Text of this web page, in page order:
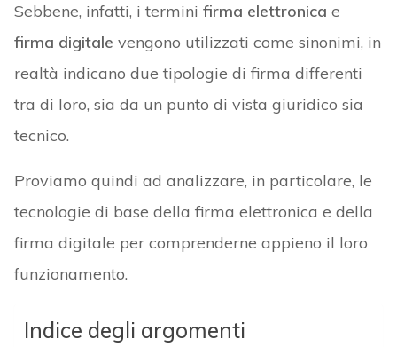
Sebbene, infatti, i termini firma elettronica e
firma digitale vengono utilizzati come sinonimi, in
realtà indicano due tipologie di firma differenti
tra di loro, sia da un punto di vista giuridico sia
tecnico.
Proviamo quindi ad analizzare, in particolare, le
tecnologie di base della firma elettronica e della
firma digitale per comprenderne appieno il loro
funzionamento.
Indice degli argomenti